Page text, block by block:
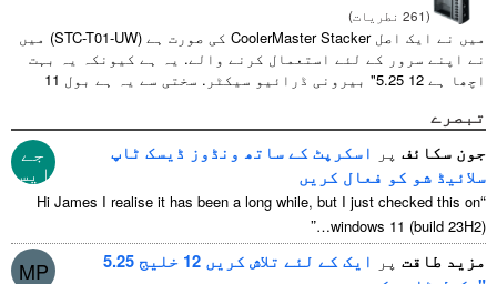
(261 نطریات )
میں نے ایک اصل CoolerMaster Stacker کی صورت ہے (STC-T01-UW) میں
نے اپنے سرور کے لئے استعمال کرنے والے. یہ ہے کیونکہ یہ بہت
اچھا ہے 12 5.25" بیرونی ڈرائیو سیکٹر. سختی سے یہ ہے بول 11
تبصرے
جے
ایس
جون سکائف پر اسکرپٹ کے ساتھ ونڈوز ڈیسک ٹاپ
سلائیڈ شو کو فعال کریں
“
Hi James I realise it has been a long while, but I just checked this on
windows 11 (build 23H2)…
”
MP مزید طاقت پر
ایک کے لئے تلاش کریں 12 خلیج 5.25